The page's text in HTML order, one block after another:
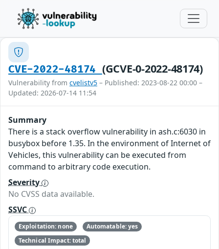
CVE-2022-48174 (GCVE-0-2022-48174)
Vulnerability from cvelistv5 – Published: 2023-08-22 00:00 –
Updated: 2026-07-14 11:54
Summary
There is a stack overflow vulnerability in ash.c:6030 in
busybox before 1.35. In the environment of Internet of
Vehicles, this vulnerability can be executed from
command to arbitrary code execution.
Severity
No CVSS data available.
SSVC
Exploitation: none
Automatable: yes
Technical Impact: total